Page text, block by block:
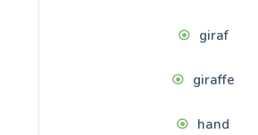
giraf
giraffe
hand